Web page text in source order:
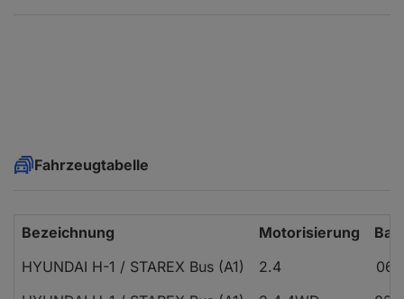
Fahrzeugtabelle
Bezeichnung Motorisierung
HYUNDAI H-1 / STAREX Bus (A1)
2.4